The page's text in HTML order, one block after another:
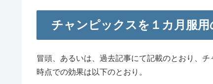
チャンピックスを１カ月服用
冒頭、あるいは、過去記事にて記載のとおり、
時点での効果は以下のとおり。